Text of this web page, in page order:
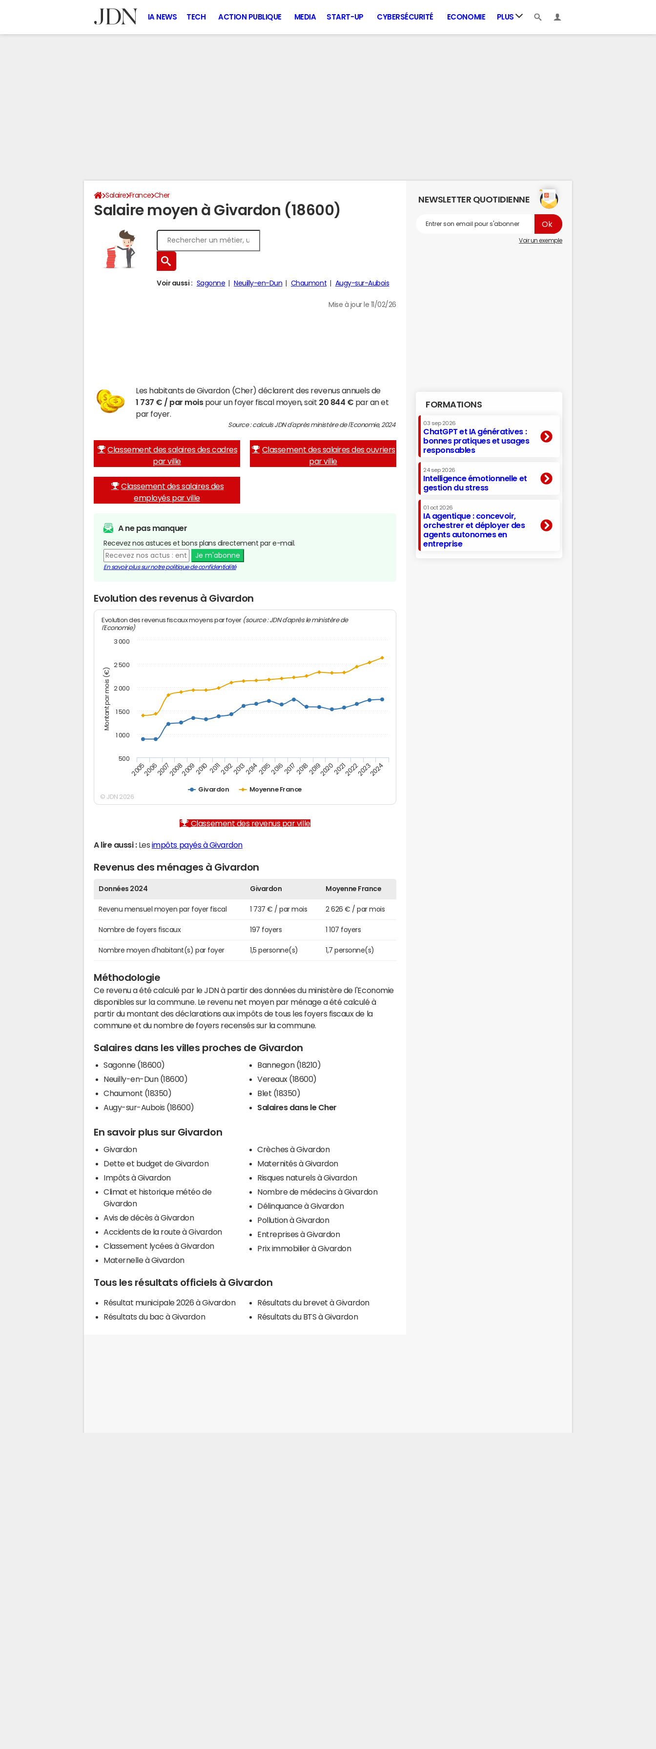
IA NEWS TECH ACTION PUBLIQUE MEDIA START-UP CYBERSÉCURITÉ ECONOMIE PLUS
Salaire France Cher
Salaire moyen à Givardon (18600)
Voir aussi : Sagonne Neuilly-en-Dun Chaumont Augy-sur-Aubois
Mise à jour le 11/02/26
Les habitants de Givardon (Cher) déclarent des revenus annuels de
1 737 € / par moispour un foyer fiscal moyen, soit 20 844 € par an et
par foyer.
Source : calculs JDN d'après ministère de l'Economie, 2024
Classement des salaires des cadres
par ville
Classement des salaires des ouvriers
par ville
Classement des salaires des
employés par ville
A ne pas manquer
Recevez nos astuces et bons plans directement par e-mail.
Je m'abonne
En savoir plus sur notre politique de confidentialité
Evolution des revenus à Givardon
Montant par mois (€)
Evolution des revenus fiscaux moyens par foyer (source : JDN d'après le ministère de
l'Economie)
Givardon Moyenne France
200520062007200820092010 20112012201320142015201620172018201920202021202220232024
500
1 000
1 500
2 000
2 500
3 000
© JDN 2026
Classement des revenus par ville
A lire aussi :Les impôts payés à Givardon
Revenus des ménages à Givardon
Données 2024 Givardon Moyenne France
Revenu mensuel moyen par foyer fiscal 1 737 € / par mois 2 626 € / par mois
Nombre de foyers fiscaux 197 foyers 1 107 foyers
Nombre moyen d'habitant(s) par foyer 1,5 personne(s) 1,7 personne(s)
Méthodologie
Ce revenu a été calculé par le JDN à partir des données du ministère de l'Economie
disponibles sur la commune. Le revenu net moyen par ménage a été calculé à
partir du montant des déclarations aux impôts de tous les foyers fiscaux de la
commune et du nombre de foyers recensés sur la commune.
Salaires dans les villes proches de Givardon
Sagonne (18600)
Neuilly-en-Dun (18600)
Chaumont (18350)
Augy-sur-Aubois (18600)
Bannegon (18210)
Vereaux (18600)
Blet (18350)
Salaires dans le Cher
En savoir plus sur Givardon
Givardon
Dette et budget de Givardon
Impôts à Givardon
Climat et historique météo de
Givardon
Avis de décès à Givardon
Accidents de la route à Givardon
Classement lycées à Givardon
Maternelle à Givardon
Crèches à Givardon
Maternités à Givardon
Risques naturels à Givardon
Nombre de médecins à Givardon
Délinquance à Givardon
Pollution à Givardon
Entreprises à Givardon
Prix immobilier à Givardon
Tous les résultats officiels à Givardon
Résultat municipale 2026 à Givardon
Résultats du bac à Givardon
Résultats du brevet à Givardon
Résultats du BTS à Givardon
NEWSLETTER QUOTIDIENNE
Voir un exemple
FORMATIONS
03 sep 2026
ChatGPT et IA génératives :
bonnes pratiques et usages
responsables
24 sep 2026
Intelligence émotionnelle et
gestion du stress
01 oct 2026
IA agentique : concevoir,
orchestrer et déployer des
agents autonomes en
entreprise